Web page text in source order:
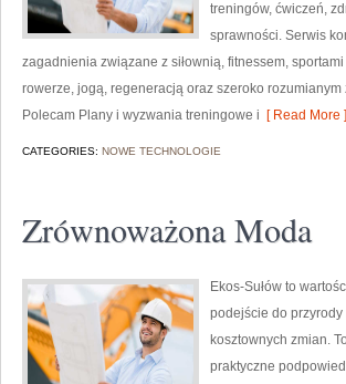
treningów, ćwiczeń,
sprawności. Serwis
zagadnienia związane z siłownią, fitnessem,
rowerze, jogą, regeneracją oraz szeroko
Polecam Plany i wyzwania treningowe i [ Read More ]
CATEGORIES: NOWE TECHNOLOGIE
Zrównoważona Moda
Ekos-Sułów to
podejście do
kosztownych zmian.
praktyczne